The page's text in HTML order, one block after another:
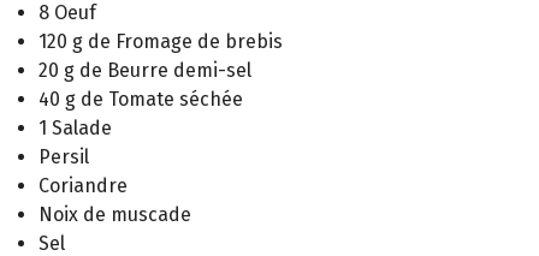
8 Oeuf
120 g de Fromage de brebis
20 g de Beurre demi-sel
40 g de Tomate séchée
1 Salade
Persil
Coriandre
Noix de muscade
Sel